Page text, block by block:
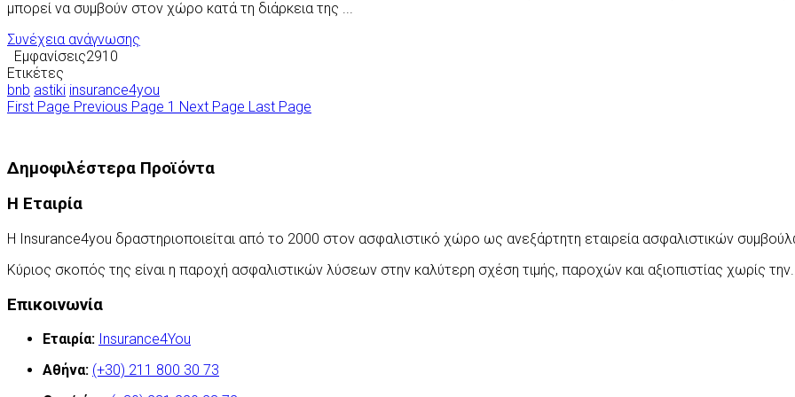
μπορεί να συμβούν στον χώρο κατά τη διάρκεια της ...
Συνέχεια ανάγνωσης
Εμφανίσεις2910
Ετικέτες
bnb astiki insurance4you
First Page Previous Page 1 Next Page Last Page
Δημοφιλέστερα Προϊόντα
Η Εταιρία
Η Insurance4you δραστηριοποιείται από το 2000 στον ασφαλιστικό χώρο ως ανεξάρτητη εταιρεία ασφαλιστικών
Κύριος σκοπός της είναι η παροχή ασφαλιστικών λύσεων στην καλύτερη σχέση τιμής, παροχών και αξιοπιστίας χωρίς
Επικοινωνία
Εταιρία: Insurance4You
Αθήνα: (+30) 211 800 30 73